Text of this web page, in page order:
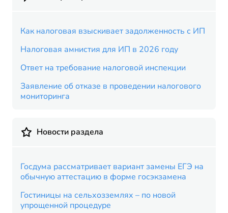
Как налоговая взыскивает задолженность с ИП
Налоговая амнистия для ИП в 2026 году
Ответ на требование налоговой инспекции
Заявление об отказе в проведении налогового
мониторинга
Новости раздела
Госдума рассматривает вариант замены ЕГЭ на
обычную аттестацию в форме госэкзамена
Гостиницы на сельхозземлях – по новой
упрощенной процедуре